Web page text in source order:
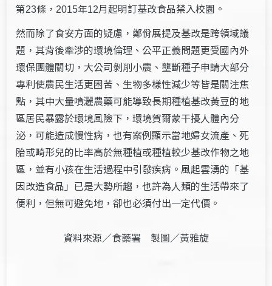
第23條，2015年12月起明訂基改食品禁入校園。
然而除了食安方面的疑慮，鄭佾展提及基改是跨領域議
題，其背後牽涉的環境倫理、公平正義問題更受國內外
環保團體關切，大公司剝削小農、壟斷種子申請大部分
專利使農民生活更困苦、生物多樣性減少等皆是關注焦
點，其中大量噴灑農藥可能導致長期種植基改黃豆的地
區居民暴露於環境風險下，環境賀爾蒙干擾人體內分
泌，可能造成慢性病，也有案例顯示當地婦女流產、死
胎或畸形兒的比率高於無種植或種植較少基改作物之地
區，並有小孩在生活過程中引發疾病。風起雲湧的「基
因改造食品」已是大勢所趨，也許為人類的生活帶來了
便利，但無可避免地，卻也必須付出一定代價。
資料來源／食藥署 製圖／黃雅旋